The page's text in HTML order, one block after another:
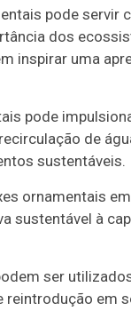
pode servir
dos
inspirar uma
pode
de
sustentáveis.
ornamentais
sustentável à
ser
reintrodução em